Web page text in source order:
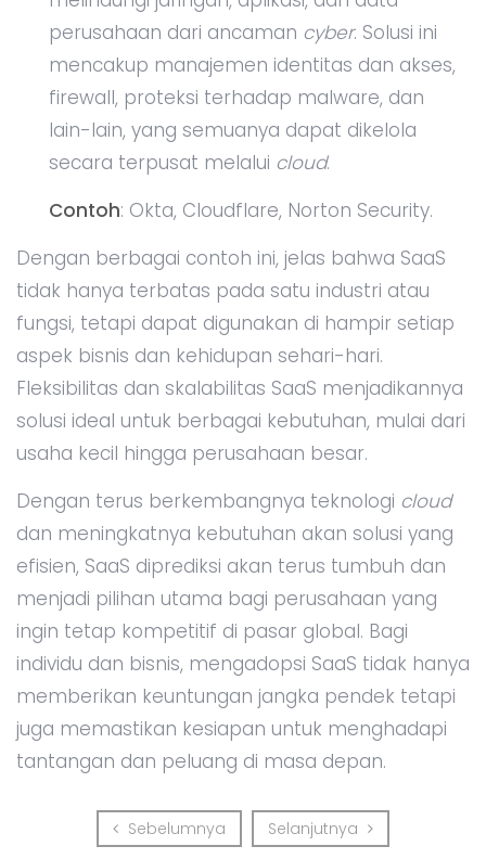
perusahaan dari ancaman cyber. Solusi ini
mencakup manajemen identitas dan akses,
firewall, proteksi terhadap malware, dan
lain-lain, yang semuanya dapat dikelola
secara terpusat melalui cloud.
Contoh: Okta, Cloudflare, Norton Security.
Dengan berbagai contoh ini, jelas bahwa SaaS
tidak hanya terbatas pada satu industri atau
fungsi, tetapi dapat digunakan di hampir setiap
aspek bisnis dan kehidupan sehari-hari.
Fleksibilitas dan skalabilitas SaaS menjadikannya
solusi ideal untuk berbagai kebutuhan, mulai dari
usaha kecil hingga perusahaan besar.
Dengan terus berkembangnya teknologi cloud
dan meningkatnya kebutuhan akan solusi yang
efisien, SaaS diprediksi akan terus tumbuh dan
menjadi pilihan utama bagi perusahaan yang
ingin tetap kompetitif di pasar global. Bagi
individu dan bisnis, mengadopsi SaaS tidak hanya
memberikan keuntungan jangka pendek tetapi
juga memastikan kesiapan untuk menghadapi
tantangan dan peluang di masa depan.
Sebelumnya Sebelumnya
Selanjutnya Selanjutnya